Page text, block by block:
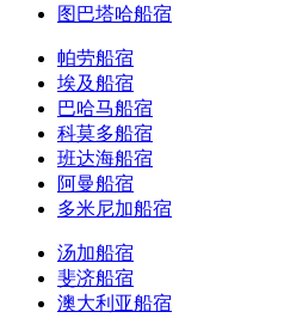
图巴塔哈船宿
帕劳船宿
埃及船宿
巴哈马船宿
科莫多船宿
班达海船宿
阿曼船宿
多米尼加船宿
汤加船宿
斐济船宿
澳大利亚船宿